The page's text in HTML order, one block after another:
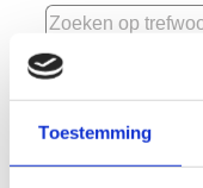
Toestemming